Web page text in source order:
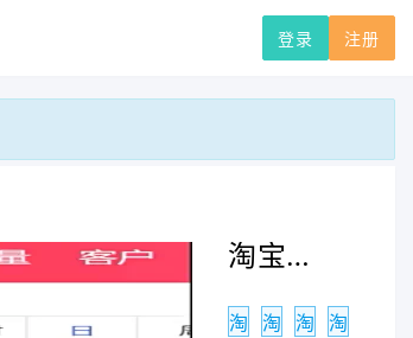
注册
登录
淘宝店高单价非标品单日卖了6万是怎么做到的？
淘 淘 淘 淘